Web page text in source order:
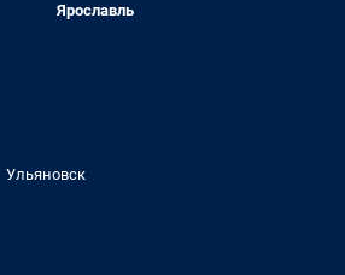
Ярославль
Ульяновск